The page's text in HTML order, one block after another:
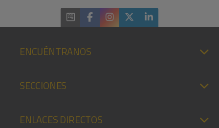
ENCUÉNTRANOS
SECCIONES
ENLACES DIRECTOS